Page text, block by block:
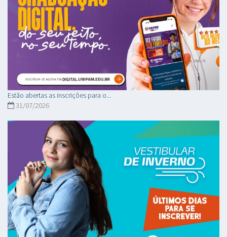
Estão abertas as inscrições para o...
31/07/2026